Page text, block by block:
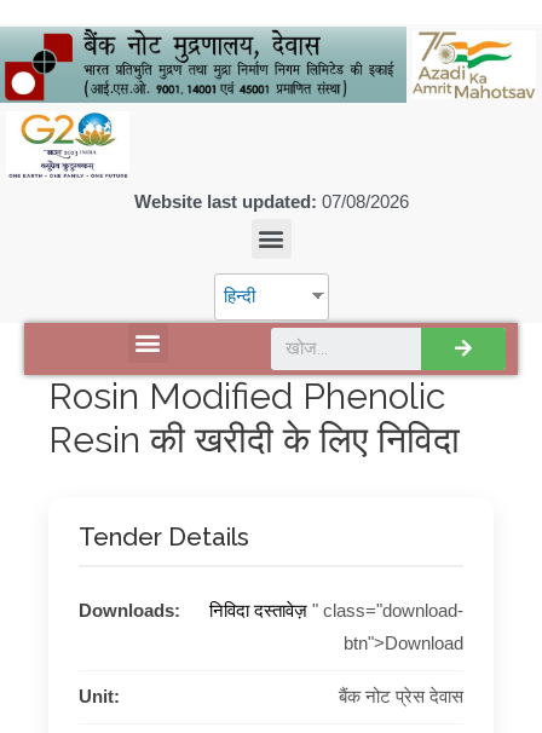
Website last updated: 07/08/2026
हिन्दी
Rosin Modified Phenolic
Resin की खरीदी के लिए निविदा
Tender Details
Downloads: निविदा दस्तावेज़ " class="download-
btn">Download
Unit: बैंक नोट प्रेस देवास